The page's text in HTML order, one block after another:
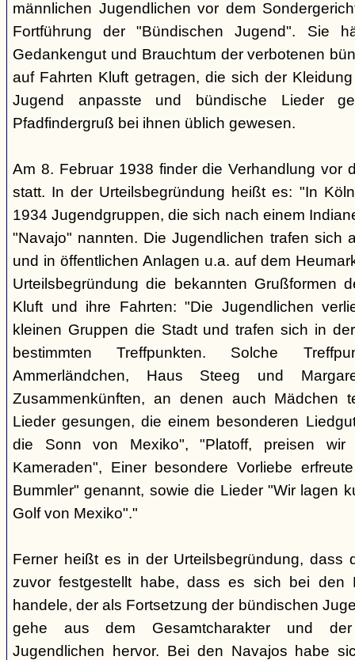
männlichen Jugendlichen vor dem
Fortführung der "Bündischen Jugend". Sie
Gedankengut und Brauchtum der verbotenen
auf Fahrten Kluft getragen, die sich der
Jugend anpasste und bündische Lieder
Pfadfindergruß bei ihnen üblich gewesen.
Am 8. Februar 1938 finder die Verhandlung vor
statt. In der Urteilsbegründung heißt es: "In
1934 Jugendgruppen, die sich nach einem
"Navajo" nannten. Die Jugendlichen trafen sich
und in öffentlichen Anlagen u.a. auf dem
Urteilsbegründung die bekannten Grußformen
Kluft und ihre Fahrten: "Die Jugendlichen
kleinen Gruppen die Stadt und trafen sich in
bestimmten Treffpunkten. Solche
Ammerländchen, Haus Steeg und
Zusammenkünften, an denen auch Mädchen
Lieder gesungen, die einem besonderen
die Sonn von Mexiko", "Platoff, preisen
Kameraden", Einer besondere Vorliebe
Bummler" genannt, sowie die Lieder "Wir lagen
Golf von Mexiko"."
Ferner heißt es in der Urteilsbegründung, dass
zuvor festgestellt habe, dass es sich bei den
handele, der als Fortsetzung der bündischen
gehe aus dem Gesamtcharakter und der
Jugendlichen hervor. Bei den Navajos habe